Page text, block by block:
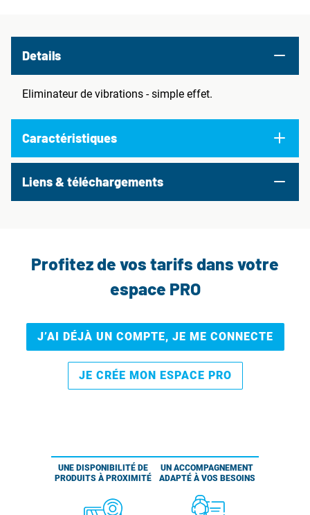
Details
Eliminateur de vibrations - simple effet.
Caractéristiques
Liens & téléchargements
Profitez de vos tarifs dans votre
espace PRO
J’AI DÉJÀ UN COMPTE, JE ME CONNECTE
JE CRÉE MON ESPACE PRO
UNE DISPONIBILITÉ DE
PRODUITS À PROXIMITÉ
UN ACCOMPAGNEMENT
ADAPTÉ À VOS BESOINS